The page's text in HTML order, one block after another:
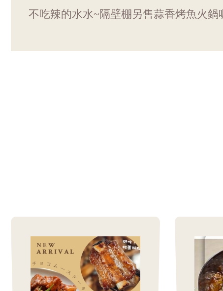
不吃辣的水水~隔壁棚另售蒜香烤魚火鍋